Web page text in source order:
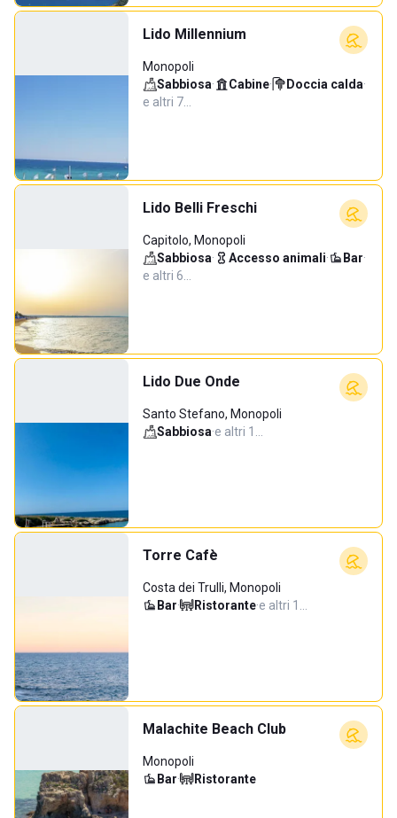
Lido Millennium
Monopoli
Sabbiosa· Cabine· Doccia calda·
e altri 7…
Lido Belli Freschi
Capitolo, Monopoli
Sabbiosa· Accesso animali· Bar·
e altri 6…
Lido Due Onde
Santo Stefano, Monopoli
Sabbiosa·e altri 1…
Torre Cafè
Costa dei Trulli, Monopoli
Bar· Ristorante·e altri 1…
Malachite Beach Club
Monopoli
Bar· Ristorante